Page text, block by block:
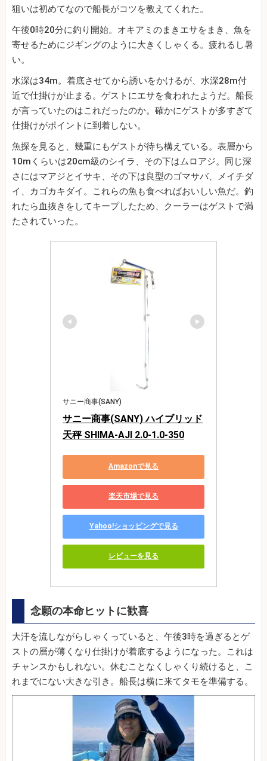
狙いは初めてなので船長がコツを教えてくれた。
午後0時20分に釣り開始。オキアミのまきエサをまき、魚を
寄せるためにジギングのように大きくしゃくる。疲れるし暑
い。
水深は34m。着底させてから誘いをかけるが、水深28m付
近で仕掛けが止まる。ゲストにエサを食われたようだ。船長
が言っていたのはこれだったのか。確かにゲストが多すぎて
仕掛けがポイントに到着しない。
魚探を見ると、幾重にもゲストが待ち構えている。表層から
10mくらいは20cm級のシイラ、その下はムロアジ。同じ深
さにはマアジとイサキ、その下は良型のゴマサバ、メイチダ
イ、カゴカキダイ。これらの魚も食べればおいしい魚だ。釣
れたら血抜きをしてキープしたため、クーラーはゲストで満
たされていった。
サニー商事(SANY)
サニー商事(SANY) ハイブリッド
天秤 SHIMA-AJI 2.0-1.0-350
Amazonで見る
楽天市場で見る
Yahoo!ショッピングで見る
レビューを見る
念願の本命ヒットに歓喜
大汗を流しながらしゃくっていると、午後3時を過ぎるとゲ
ストの層が薄くなり仕掛けが着底するようになった。これは
チャンスかもしれない。休むことなくしゃくり続けると、こ
れまでにない大きな引き。船長は横に来てタモを準備する。